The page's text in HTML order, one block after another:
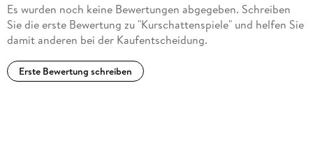
Es wurden noch keine Bewertungen abgegeben. Schreiben
Sie die erste Bewertung zu "Kurschattenspiele" und helfen Sie
damit anderen bei der Kaufentscheidung.
Erste Bewertung schreiben